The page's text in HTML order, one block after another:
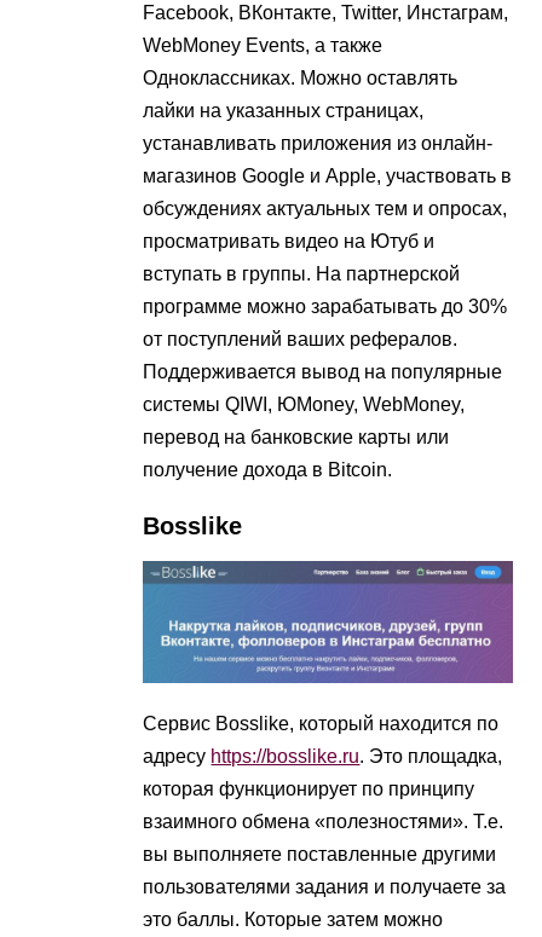
Facebook, ВКонтакте, Twitter, Инстаграм,
WebMoney Events, а также
Одноклассниках. Можно оставлять
лайки на указанных страницах,
устанавливать приложения из онлайн-
магазинов Google и Apple, участвовать в
обсуждениях актуальных тем и опросах,
просматривать видео на Ютуб и
вступать в группы. На партнерской
программе можно зарабатывать до 30%
от поступлений ваших рефералов.
Поддерживается вывод на популярные
системы QIWI, ЮMoney, WebMoney,
перевод на банковские карты или
получение дохода в Bitcoin.
Bosslike
Сервис Bosslike, который находится по
адресу https://bosslike.ru. Это площадка,
которая функционирует по принципу
взаимного обмена «полезностями». Т.е.
вы выполняете поставленные другими
пользователями задания и получаете за
это баллы. Которые затем можно